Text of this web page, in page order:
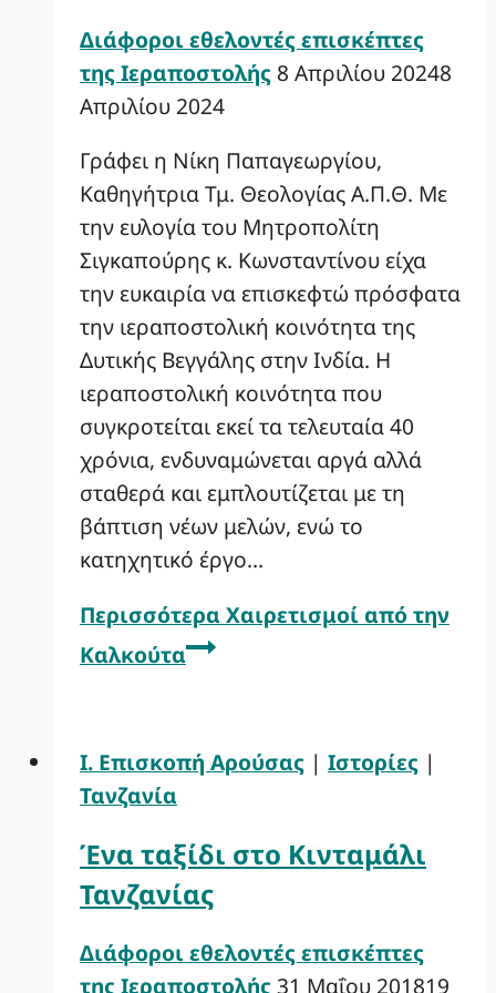
Διάφοροι εθελοντές επισκέπτες
της Ιεραποστολής 8 Απριλίου 20248
Απριλίου 2024
Γράφει η Νίκη Παπαγεωργίου,
Καθηγήτρια Τμ. Θεολογίας Α.Π.Θ. Με
την ευλογία του Μητροπολίτη
Σιγκαπούρης κ. Κωνσταντίνου είχα
την ευκαιρία να επισκεφτώ πρόσφατα
την ιεραποστολική κοινότητα της
Δυτικής Βεγγάλης στην Ινδία. Η
ιεραποστολική κοινότητα που
συγκροτείται εκεί τα τελευταία 40
χρόνια, ενδυναμώνεται αργά αλλά
σταθερά και εμπλουτίζεται με τη
βάπτιση νέων μελών, ενώ το
κατηχητικό έργο…
Περισσότερα Χαιρετισμοί από την
Καλκούτα
Ι. Επισκοπή Αρούσας | Ιστορίες |
Τανζανία
Ένα ταξίδι στο Κινταμάλι
Τανζανίας
Διάφοροι εθελοντές επισκέπτες
της Ιεραποστολής 31 Μαΐου 201819